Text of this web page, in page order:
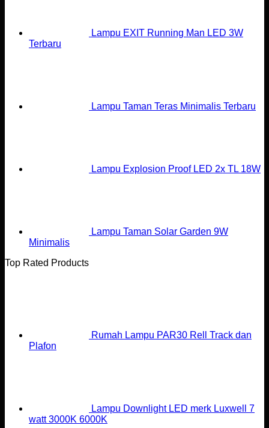
Lampu EXIT Running Man LED 3W
Terbaru
Lampu Taman Teras Minimalis Terbaru
Lampu Explosion Proof LED 2x TL 18W
Lampu Taman Solar Garden 9W
Minimalis
Top Rated Products
Rumah Lampu PAR30 Rell Track dan
Plafon
Lampu Downlight LED merk Luxwell 7
watt 3000K 6000K